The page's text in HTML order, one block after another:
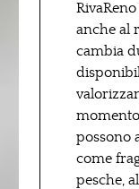
anche al
cambia
possono
come
pesche,